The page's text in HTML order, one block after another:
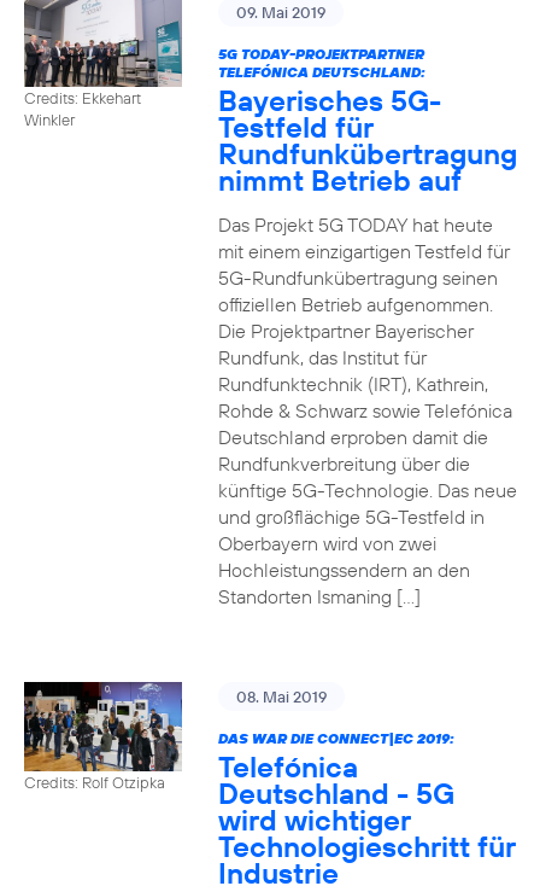
Credits: Ekkehart
Winkler
09. Mai 2019
5G TODAY-PROJEKTPARTNER
TELEFÓNICA DEUTSCHLAND:
Bayerisches 5G-
Testfeld für
Rundfunkübertragung
nimmt Betrieb auf
Das Projekt 5G TODAY hat heute
mit einem einzigartigen Testfeld für
5G-Rundfunkübertragung seinen
offiziellen Betrieb aufgenommen.
Die Projektpartner Bayerischer
Rundfunk, das Institut für
Rundfunktechnik (IRT), Kathrein,
Rohde & Schwarz sowie Telefónica
Deutschland erproben damit die
Rundfunkverbreitung über die
künftige 5G-Technologie. Das neue
und großflächige 5G-Testfeld in
Oberbayern wird von zwei
Hochleistungssendern an den
Standorten Ismaning […]
Credits: Rolf Otzipka
08. Mai 2019
DAS WAR DIE CONNECT|EC 2019:
Telefónica
Deutschland - 5G
wird wichtiger
Technologieschritt für
Industrie